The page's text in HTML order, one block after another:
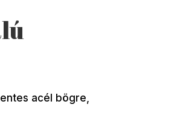
acél bögre,